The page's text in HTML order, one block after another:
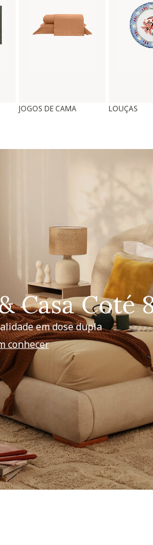
JOGOS DE CAMA LOUÇAS
Casa Coté
em dose dupla
conhecer